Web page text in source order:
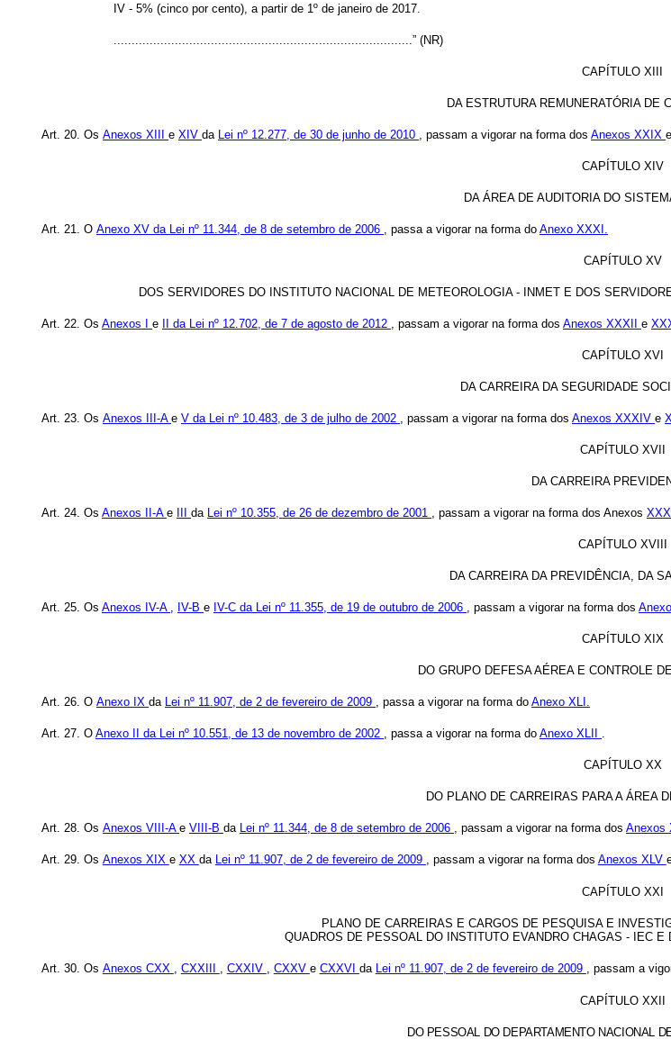
IV - 5% (cinco por cento), a partir de 1º de janeiro de 2017.
...................................................................................” (NR)
CAPÍTULO XIII
DA ESTRUTURA REMUNERATÓRIA DE
Art. 20. Os Anexos XIII e XIV da Lei nº 12.277, de 30 de junho de 2010 , passam a vigorar na forma dos Anexos XXIX e
CAPÍTULO XIV
DA ÁREA DE AUDITORIA DO
Art. 21. O Anexo XV da Lei nº 11.344, de 8 de setembro de 2006 , passa a vigorar na forma do Anexo XXXI.
CAPÍTULO XV
DOS SERVIDORES DO INSTITUTO NACIONAL DE METEOROLOGIA - INMET E DOS
Art. 22. Os Anexos I e II da Lei nº 12.702, de 7 de agosto de 2012 , passam a vigorar na forma dos Anexos XXXII e
CAPÍTULO XVI
DA CARREIRA DA SEGURIDADE
Art. 23. Os Anexos III-A e V da Lei nº 10.483, de 3 de julho de 2002 , passam a vigorar na forma dos Anexos XXXIV e
CAPÍTULO XVII
DA CARREIRA
Art. 24. Os Anexos II-A e III da Lei nº 10.355, de 26 de dezembro de 2001 , passam a vigorar na forma dos Anexos
CAPÍTULO XVIII
DA CARREIRA DA PREVIDÊNCIA, DA
Art. 25. Os Anexos IV-A IV-B e IV-C da Lei nº 11.355, de 19 de outubro de 2006 , passam a vigorar na forma dos
CAPÍTULO XIX
DO GRUPO DEFESA AÉREA E CONTROLE
Art. 26. O Anexo IX da Lei nº 11.907, de 2 de fevereiro de 2009 , passa a vigorar na forma do Anexo XLI.
Art. 27. O Anexo II da Lei nº 10.551, de 13 de novembro de 2002 , passa a vigorar na forma do Anexo XLII
CAPÍTULO XX
DO PLANO DE CARREIRAS PARA A ÁREA
Art. 28. Os Anexos VIII-A e VIII-B da Lei nº 11.344, de 8 de setembro de 2006 , passam a vigorar na forma dos Anexos
Art. 29. Os Anexos XIX e XX da Lei nº 11.907, de 2 de fevereiro de 2009 , passam a vigorar na forma dos Anexos XLV
CAPÍTULO XXI
PLANO DE CARREIRAS E CARGOS DE PESQUISA E
QUADROS DE PESSOAL DO INSTITUTO EVANDRO CHAGAS - IEC
Art. 30. Os Anexos CXX CXXIII CXXIV CXXV e CXXVI da Lei nº 11.907, de 2 de fevereiro de 2009 , passam a
CAPÍTULO XXII
DO PESSOAL DO DEPARTAMENTO NACIONAL